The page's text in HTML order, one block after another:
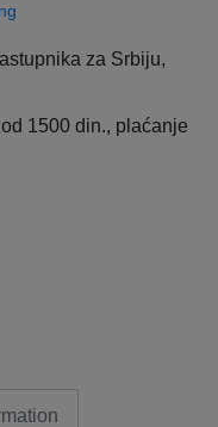
za Srbiju,
1500 din., plaćanje